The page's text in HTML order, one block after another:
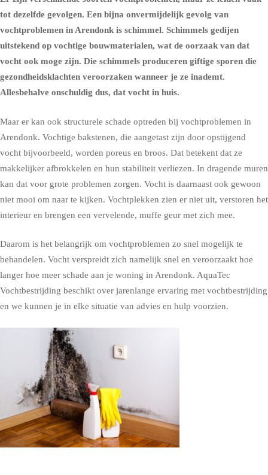
tot dezelfde gevolgen. Een bijna onvermijdelijk gevolg van
vochtproblemen in Arendonk is schimmel. Schimmels gedijen
uitstekend op vochtige bouwmaterialen, wat de oorzaak van dat
vocht ook moge zijn. Die schimmels produceren giftige sporen die
gezondheidsklachten veroorzaken wanneer je ze inademt.
Allesbehalve onschuldig dus, dat vocht in huis.
Maar er kan ook structurele schade optreden bij vochtproblemen in
Arendonk. Vochtige bakstenen, die aangetast zijn door opstijgend
vocht bijvoorbeeld, worden poreus en broos. Dat betekent dat ze
makkelijker afbrokkelen en hun stabiliteit verliezen. In dragende muren
kan dat voor grote problemen zorgen. Vocht is daarnaast ook gewoon
niet mooi om naar te kijken. Vochtplekken zien er niet uit, verstoren het
interieur en brengen een vervelende, muffe geur met zich mee.
Daarom is het belangrijk om vochtproblemen zo snel mogelijk te
behandelen. Vocht verspreidt zich namelijk snel en veroorzaakt hoe
langer hoe meer schade aan je woning in Arendonk. AquaTec
Vochtbestrijding beschikt over jarenlange ervaring met vochtbestrijding
en we kunnen je in elke situatie van advies en hulp voorzien.